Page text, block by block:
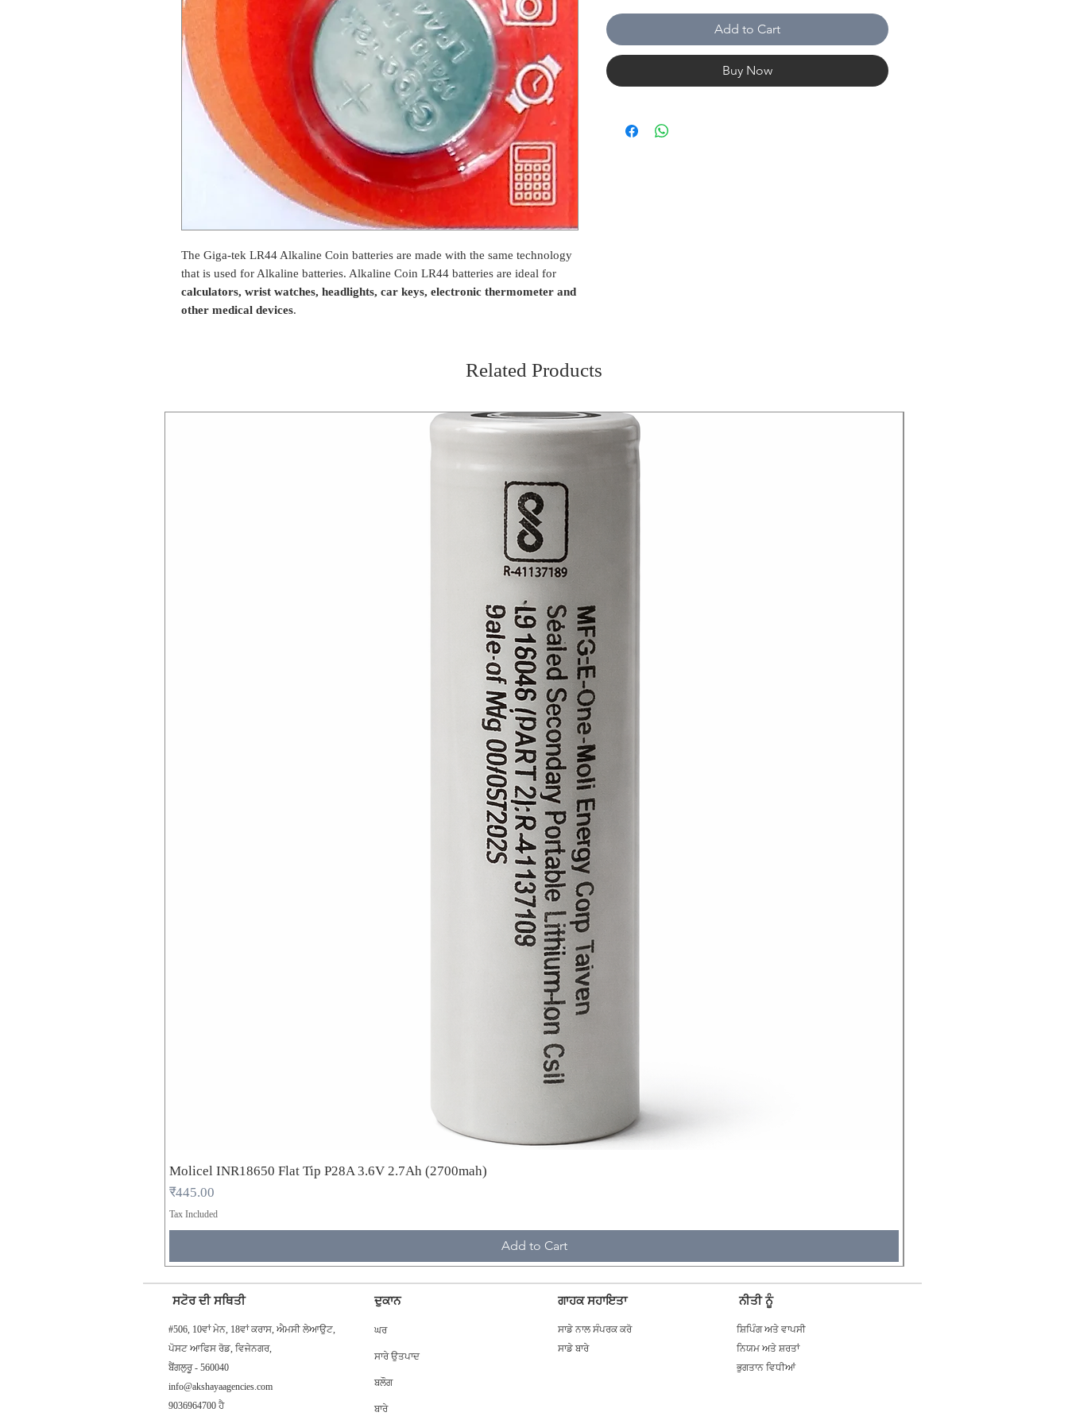
The Giga-tek LR44 Alkaline Coin batteries are made with the same technology
that is used for Alkaline batteries. Alkaline Coin LR44 batteries are ideal for
calculators, wrist watches, headlights, car keys, electronic thermometer and
other medical devices.
Add to Cart
Buy Now
Related Products
Molicel INR18650 Flat Tip P28A 3.6V 2.7Ah (2700mah)
Price
₹445.00
Tax Included
Add to Cart
ਸਟੋਰ ਦੀ ਸਥਿਤੀ
#506, 10ਵਾਂ ਮੇਨ, 18ਵਾਂ ਕਰਾਸ, ਐਮਸੀ ਲੇਆਉਟ,
ਪੋਸਟ ਆਫਿਸ ਰੋਡ, ਵਿਜੇਨਗਰ,
ਬੈਂਗਲੁਰੂ - 560040
info@akshayaagencies.com
9036964700 ਹੈ
ਦੁਕਾਨ
ਘਰ
ਸਾਰੇ ਉਤਪਾਦ
ਬਲੌਗ
ਬਾਰੇ
ਗਾਹਕ ਸਹਾਇਤਾ
ਸਾਡੇ ਨਾਲ ਸੰਪਰਕ ਕਰੋ
ਸਾਡੇ ਬਾਰੇ
ਨੀਤੀ ਨੂੰ
ਸ਼ਿਪਿੰਗ ਅਤੇ ਵਾਪਸੀ
ਨਿਯਮ ਅਤੇ ਸ਼ਰਤਾਂ
ਭੁਗਤਾਨ ਵਿਧੀਆਂ